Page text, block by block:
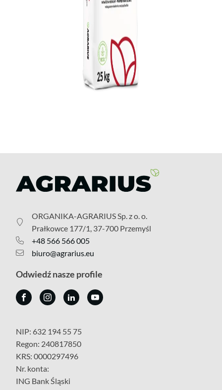
ORGANIKA-AGRARIUS Sp. z o. o.
Prałkowce 177/1, 37-700 Przemyśl
+48 566 566 005
biuro@agrarius.eu
Odwiedź nasze profile
NIP: 632 194 55 75
Regon: 240817850
KRS: 0000297496
Nr. konta:
ING Bank Śląski